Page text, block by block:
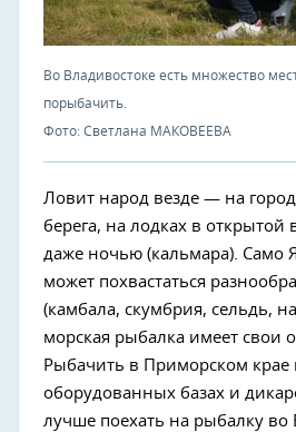
Во Владивостоке есть множество
порыбачить.
Фото: Светлана МАКОВЕЕВА
Ловит народ везде — на
берега, на лодках в открытой
даже ночью (кальмара). Само
может похвастаться
(камбала, скумбрия, сельдь,
морская рыбалка имеет свои
Рыбачить в Приморском крае
оборудованных базах и
лучше поехать на рыбалку во